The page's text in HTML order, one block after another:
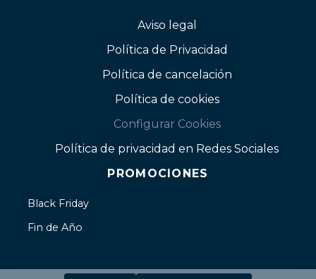
Aviso legal
Política de Privacidad
Política de cancelación
Política de cookies
Configurar Cookies
Política de privacidad en Redes Sociales
PROMOCIONES
Black Friday
Fin de Año